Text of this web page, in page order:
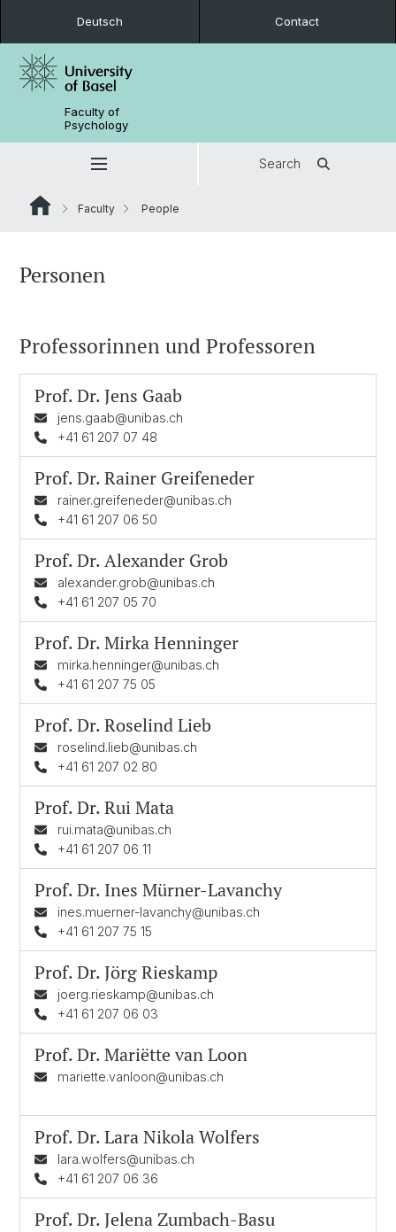
Deutsch Contact
Faculty of
Psychology
Search
Faculty People
Personen
Professorinnen und Professoren
Prof. Dr.Jens Gaab
jens.gaab@unibas.ch
+41 61 207 07 48
Prof. Dr.Rainer Greifeneder
rainer.greifeneder@unibas.ch
+41 61 207 06 50
Prof. Dr.Alexander Grob
alexander.grob@unibas.ch
+41 61 207 05 70
Prof. Dr.Mirka Henninger
mirka.henninger@unibas.ch
+41 61 207 75 05
Prof. Dr.Roselind Lieb
roselind.lieb@unibas.ch
+41 61 207 02 80
Prof. Dr.Rui Mata
rui.mata@unibas.ch
+41 61 207 06 11
Prof. Dr. Ines Mürner-Lavanchy
ines.muerner-lavanchy@unibas.ch
+41 61 207 75 15
Prof. Dr.Jörg Rieskamp
joerg.rieskamp@unibas.ch
+41 61 207 06 03
Prof. Dr.Mariëtte van Loon
mariette.vanloon@unibas.ch
Prof. Dr.Lara Nikola Wolfers
lara.wolfers@unibas.ch
+41 61 207 06 36
Prof. Dr.Jelena Zumbach-Basu